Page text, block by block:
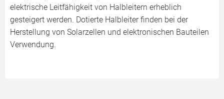
elektrische Leitfähigkeit von Halbleitern erheblich
gesteigert werden. Dotierte Halbleiter finden bei der
Herstellung von Solarzellen und elektronischen Bauteilen
Verwendung.